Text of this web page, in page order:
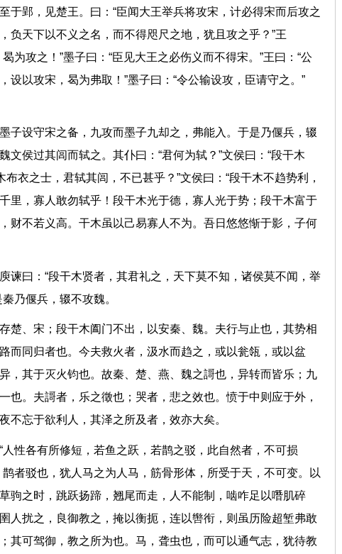
于郢，见楚王。曰：“臣闻大王举兵将攻宋，计必得宋而后攻之
负天下以不义之名，而不得咫尺之地，犹且攻之乎？”王
为攻之！”墨子曰：“臣见大王之必伤义而不得宋。”王曰：“公
设以攻宋，曷为弗取！”墨子曰：“令公输设攻，臣请守之。”
子设守宋之备，九攻而墨子九却之，弗能入。于是乃偃兵，辍
文侯过其闾而轼之。其仆曰：“君何为轼？”文侯曰：“段干木
布衣之士，君轼其闾，不已甚乎？”文侯曰：“段干木不趋势利，
里，寡人敢勿轼乎！段干木光于德，寡人光于势；段干木富于
财不若义高。干木虽以己易寡人不为。吾日悠悠惭于影，子何
谏曰：“段干木贤者，其君礼之，天下莫不知，诸侯莫不闻，举
秦乃偃兵，辍不攻魏。
楚、宋；段干木阖门不出，以安秦、魏。夫行与止也，其势相
而同归者也。今夫救火者，汲水而趋之，或以瓮瓴，或以盆
，其于灭火钧也。故秦、楚、燕、魏之謌也，异转而皆乐；九
也。夫謌者，乐之徵也；哭者，悲之效也。愤于中则应于外，
夜不忘于欲利人，其泽之所及者，效亦大矣。
性各有所修短，若鱼之跃，若鹊之驳，此自然者，不可损
者驳也，犹人马之为人马，筋骨形体，所受于天，不可变。以
驹之时，跳跃扬蹄，翘尾而走，人不能制，啮咋足以噆肌碎
人扰之，良御教之，掩以衡扼，连以辔衔，则虽历险超堑弗敢
其可驾御，教之所为也。马，聋虫也，而可以通气志，犹待教